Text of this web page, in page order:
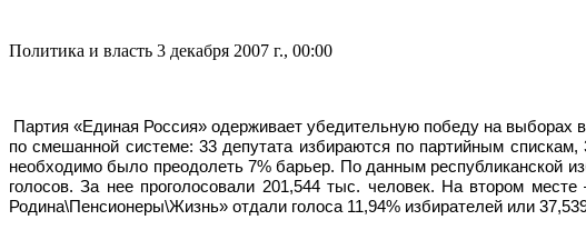
Политика и власть 3 декабря 2007 г., 00:00
Партия «Единая Россия» одерживает убедительную победу на
по смешанной системе: 33 депутата избираются по партийным
необходимо было преодолеть 7% барьер. По данным республиканской
голосов. За нее проголосовали 201,544 тыс. человек. На втором
Родина\Пенсионеры\Жизнь» отдали голоса 11,94% избирателей или